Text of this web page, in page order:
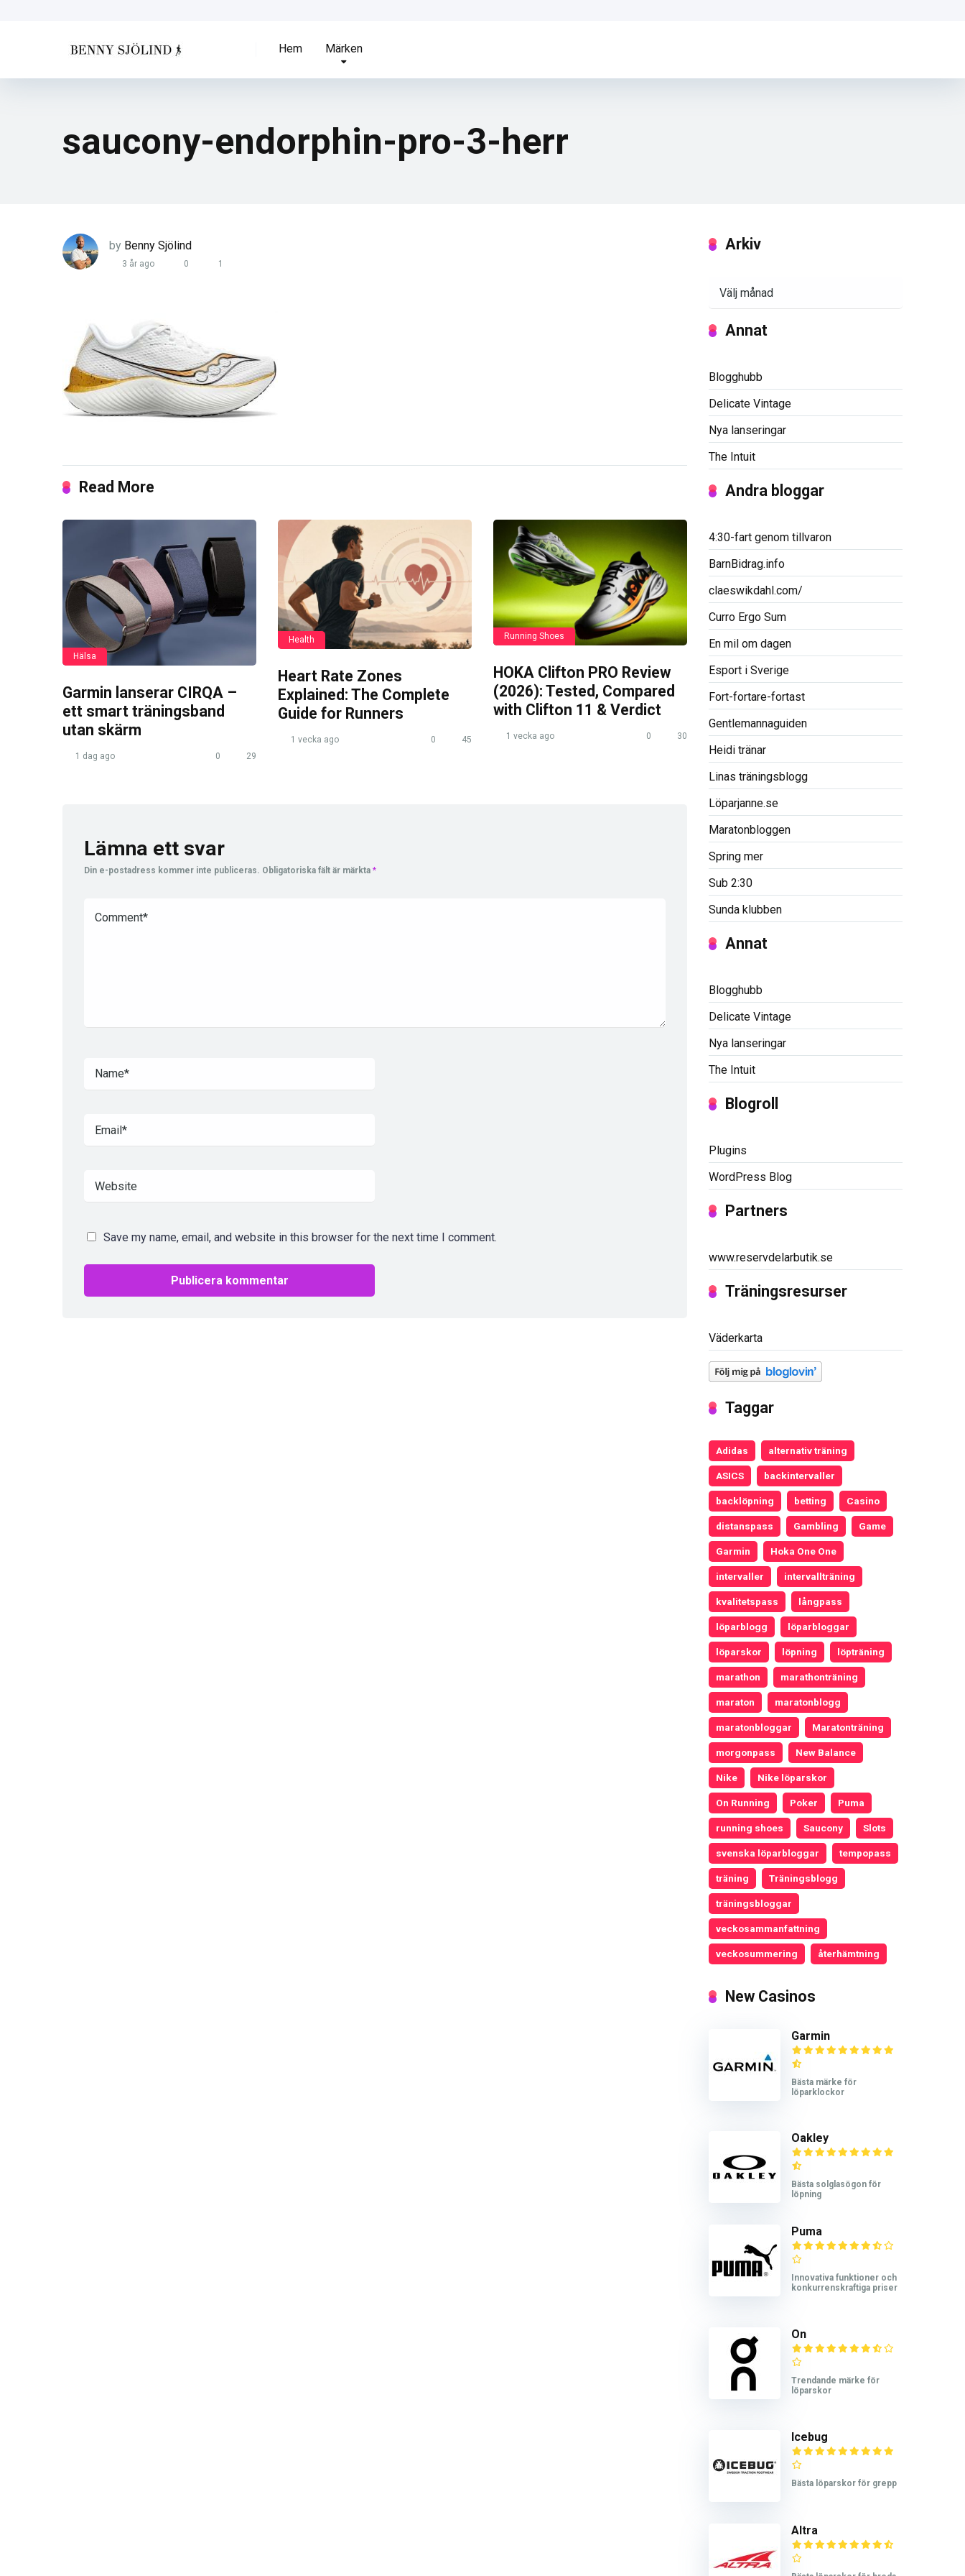
Hem Märken
saucony-endorphin-pro-3-herr
by Benny Sjölind
3 år ago 0 1
Read More
Hälsa
Garmin lanserar CIRQA –
ett smart träningsband
utan skärm
1 dag ago 0 29
Health
Heart Rate Zones
Explained: The Complete
Guide for Runners
1 vecka ago 0 45
Running Shoes
HOKA Clifton PRO Review
(2026): Tested, Compared
with Clifton 11 & Verdict
1 vecka ago 0 30
Lämna ett svar
Din e-postadress kommer inte publiceras. Obligatoriska fält är märkta *
Save my name, email, and website in this browser for the next time I comment.
Arkiv
Annat
Blogghubb
Delicate Vintage
Nya lanseringar
The Intuit
Andra bloggar
4:30-fart genom tillvaron
BarnBidrag.info
claeswikdahl.com/
Curro Ergo Sum
En mil om dagen
Esport i Sverige
Fort-fortare-fortast
Gentlemannaguiden
Heidi tränar
Linas träningsblogg
Löparjanne.se
Maratonbloggen
Spring mer
Sub 2:30
Sunda klubben
Annat
Blogghubb
Delicate Vintage
Nya lanseringar
The Intuit
Blogroll
Plugins
WordPress Blog
Partners
www.reservdelarbutik.se
Träningsresurser
Väderkarta
Taggar
Adidas alternativ träning
ASICS backintervaller
backlöpning betting Casino
distanspass Gambling Game
Garmin Hoka One One
intervaller intervallträning
kvalitetspass långpass
löparblogg löparbloggar
löparskor löpning löpträning
marathon marathonträning
maraton maratonblogg
maratonbloggar Maratonträning
morgonpass New Balance
Nike Nike löparskor
On Running Poker Puma
running shoes Saucony Slots
svenska löparbloggar tempopass
träning Träningsblogg
träningsbloggar
veckosammanfattning
veckosummering återhämtning
New Casinos
Garmin
Bästa märke för
löparklockor
Oakley
Bästa solglasögon för
löpning
Puma
Innovativa funktioner och
konkurrenskraftiga priser
On
Trendande märke för
löparskor
Icebug
Bästa löparskor för grepp
Altra